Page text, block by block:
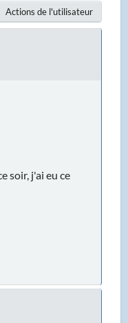
Actions de l'utilisateur
soir, j'ai eu ce